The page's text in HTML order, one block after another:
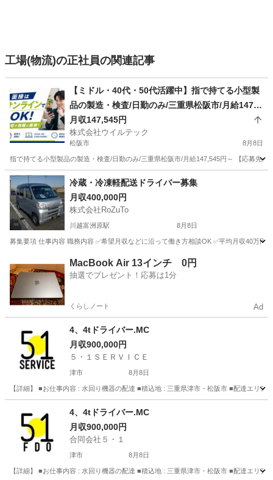
工場(物流)の正社員の関連記事
【ミドル・40代・50代活躍中】指で持てる小型製
品の製造・検査/日勤のみ/三重県松阪市/月給147,5
45円～ 三重県松阪市軽作業
月収147,545円
株式会社ウイルテック
松阪市 8月8日
指で持てる小型製品の製造・検査/日勤のみ/三重県松阪市/月給147,545円～ 【応募先
三重 松阪市 工場
冷蔵・冷凍軽配送ドライバー募集
月収400,000円
株式会社RoZuTo
川越富洲原駅 8月8日
募集要項 仕事内容 職務内容 ✅希望月収などに沿って働き方相談OK ✅平均月
川越富洲原駅 ドライバー 業務
MacBook Air 13インチ 0円
抽選でプレゼント！応募は1分
くらしノート Ad
4、4tドライバー.MC
月収900,000円
５・１ＳＥＲＶＩＣＥ
津市 8月8日
【詳細】 ■お仕事内容 : 水回り機器の配達 ■積込地 : 三重県津市・松阪市 ■配達エリ
フリーター
4、4tドライバー.MC
月収900,000円
合同会社５・１
津市 8月8日
【詳細】 ■お仕事内容 : 水回り機器の配達 ■積込地 : 三重県津市・松阪市 ■配達エリ